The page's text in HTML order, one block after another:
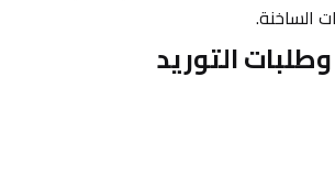
الساخنة.
التوريد